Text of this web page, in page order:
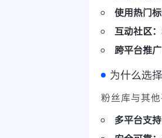
使用热门标
互动社区：
跨平台推广
为什么选
粉丝库与其他
多平台支持